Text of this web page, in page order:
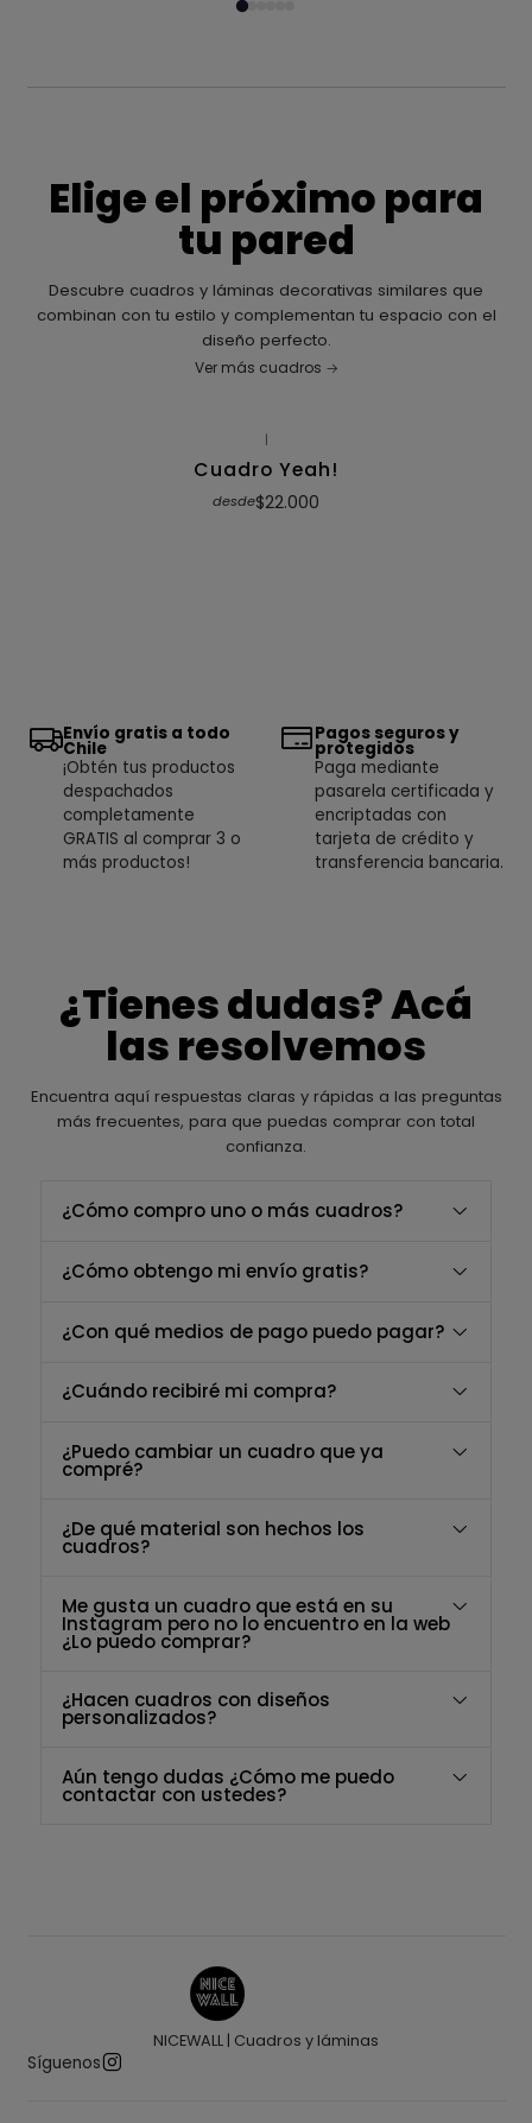
Elige el próximo para
tu pared
Descubre cuadros y láminas decorativas similares que
combinan con tu estilo y complementan tu espacio con el
diseño perfecto.
Ver más cuadros
|
Cuadro Yeah!
desde$22.000
Envío gratis a todo
Chile
¡Obtén tus productos
despachados
completamente
GRATIS al comprar 3 o
más productos!
Pagos seguros y
protegidos
Paga mediante
pasarela certificada y
encriptadas con
tarjeta de crédito y
transferencia bancaria.
¿Tienes dudas? Acá
las resolvemos
Encuentra aquí respuestas claras y rápidas a las preguntas
más frecuentes, para que puedas comprar con total
confianza.
¿Cómo compro uno o más cuadros?
¿Cómo obtengo mi envío gratis?
¿Con qué medios de pago puedo pagar?
¿Cuándo recibiré mi compra?
¿Puedo cambiar un cuadro que ya
compré?
¿De qué material son hechos los
cuadros?
Me gusta un cuadro que está en su
Instagram pero no lo encuentro en la web
¿Lo puedo comprar?
¿Hacen cuadros con diseños
personalizados?
Aún tengo dudas ¿Cómo me puedo
contactar con ustedes?
NICEWALL | Cuadros y láminas
Síguenos